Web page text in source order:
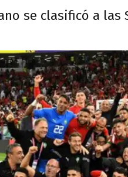
se clasificó a